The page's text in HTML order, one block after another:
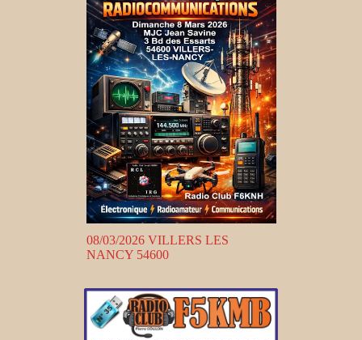
08/03/2026 VILLERS LES
NANCY 54600